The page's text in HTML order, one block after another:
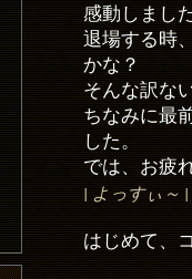
感動しまし
退場する時
かな？
そんな訳な
ちなみに最
した。
では、お疲
| よっすぃ～ |
はじめて、